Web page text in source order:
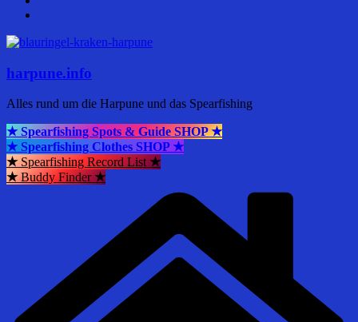
harpune.info
Alles rund um die Harpune und das Spearfishing
★ Spearfishing Spots & Guide SHOP ★
★ Spearfishing Clothes SHOP ★
★Spearfishing Record List★
★Buddy Finder★